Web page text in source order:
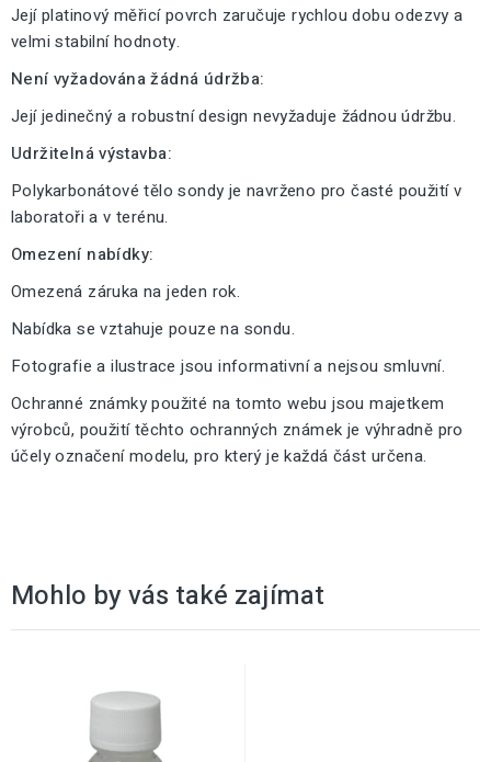
Její platinový měřicí povrch zaručuje rychlou dobu odezvy a
velmi stabilní hodnoty.
Není vyžadována žádná údržba:
Její jedinečný a robustní design nevyžaduje žádnou údržbu.
Udržitelná výstavba:
Polykarbonátové tělo sondy je navrženo pro časté použití v
laboratoři a v terénu.
Omezení nabídky:
Omezená záruka na jeden rok.
Nabídka se vztahuje pouze na sondu.
Fotografie a ilustrace jsou informativní a nejsou smluvní.
Ochranné známky použité na tomto webu jsou majetkem
výrobců, použití těchto ochranných známek je výhradně pro
účely označení modelu, pro který je každá část určena.
Mohlo by vás také zajímat